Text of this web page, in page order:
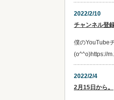
2022/2/10
チャンネル登
僕のYouTube
(o^^o)https://
2022/2/4
2月15日から。